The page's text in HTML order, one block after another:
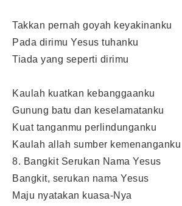
Takkan pernah goyah keyakinanku
Pada dirimu Yesus tuhanku
Tiada yang seperti dirimu
Kaulah kuatkan kebanggaanku
Gunung batu dan keselamatanku
Kuat tanganmu perlindunganku
Kaulah allah sumber kemenanganku
8. Bangkit Serukan Nama Yesus
Bangkit, serukan nama Yesus
Maju nyatakan kuasa-Nya